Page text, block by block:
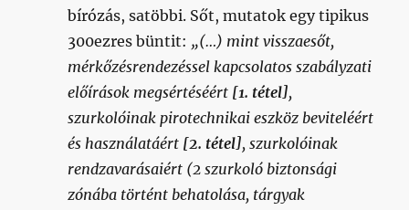
bírózás, satöbbi. Sőt, mutatok egy tipikus
300ezres büntit: „(…) mint visszaesőt,
mérkőzésrendezéssel kapcsolatos szabályzati
előírások megsértéséért [1. tétel],
szurkolóinak pirotechnikai eszköz beviteléért
és használatáért [2. tétel], szurkolóinak
rendzavarásaiért (2 szurkoló biztonsági
zónába történt behatolása, tárgyak